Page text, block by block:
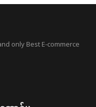
only Best E-commerce